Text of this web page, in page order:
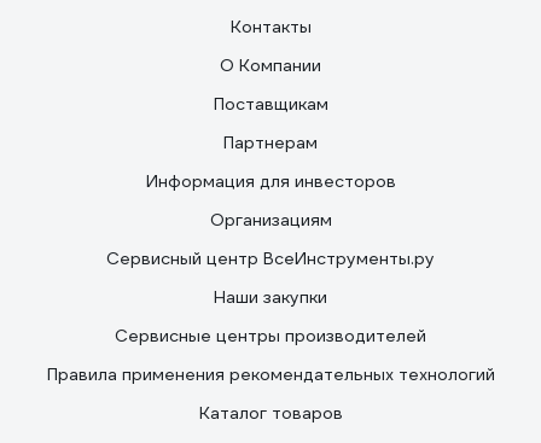
Контакты
О Компании
Поставщикам
Партнерам
Информация для инвесторов
Организациям
Сервисный центр ВсеИнструменты.ру
Наши закупки
Сервисные центры производителей
Правила применения рекомендательных технологий
Каталог товаров